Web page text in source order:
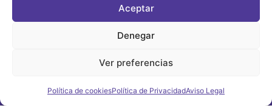
Aceptar
Denegar
Ver preferencias
Política de cookiesPolítica de PrivacidadAviso Legal
ASOCIATE AL FÓRUM
C/ BRAVO MURILLO, 4 DESPACHO 5. 28015 MADRID